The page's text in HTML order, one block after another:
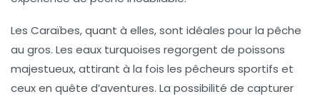
Les Caraïbes, quant à elles, sont idéales pour la pêche
au gros. Les eaux turquoises regorgent de poissons
majestueux, attirant à la fois les pêcheurs sportifs et
ceux en quête d’aventures. La possibilité de capturer